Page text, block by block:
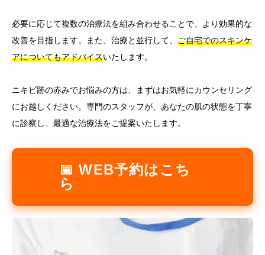
必要に応じて複数の治療法を組み合わせることで、より効果的な
改善を目指します。また、治療と並行して、 ご自宅でのスキンケ
アについてもアドバイスいたします。
ニキビ跡の赤みでお悩みの方は、まずはお気軽にカウンセリング
にお越しください。専門のスタッフが、あなたの肌の状態を丁寧
に診察し、最適な治療法をご提案いたします。
📅 WEB予約はこち
ら